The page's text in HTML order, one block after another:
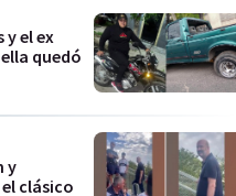
y el ex
quedó
y
clásico